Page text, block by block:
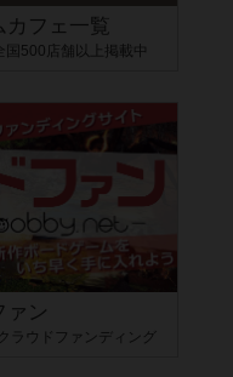
カフェ一覧
国500店舗以上掲載中
ァン
ラウドファンディング